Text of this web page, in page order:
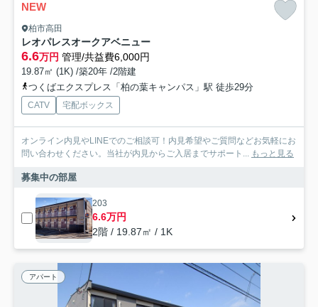
NEW
柏市高田
レオパレスオークアベニュー
6.6万円 管理/共益費6,000円
19.87㎡ (1K) /築20年 /2階建
つくばエクスプレス「柏の葉キャンパス」駅 徒歩29分
CATV 宅配ボックス
オンライン内見やLINEでのご相談可！内見希望やご質問などお気軽にお
問い合わせください。当社が内見からご入居までサポート... もっと見る
募集中の部屋
203
6.6万円
2階 / 19.87㎡ / 1K
アパート